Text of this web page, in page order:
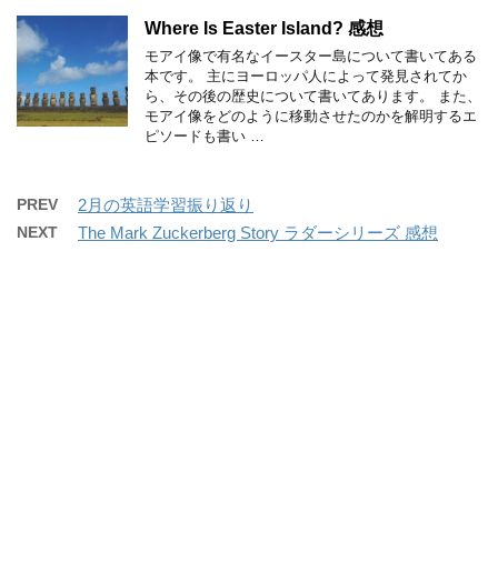
Where Is Easter Island? 感想
モアイ像で有名なイースター島について書いてある
本です。 主にヨーロッパ人によって発見されてか
ら、その後の歴史について書いてあります。 また、
モアイ像をどのように移動させたのかを解明するエ
ピソードも書い …
PREV 2月の英語学習振り返り
NEXT The Mark Zuckerberg Story ラダーシリーズ 感想